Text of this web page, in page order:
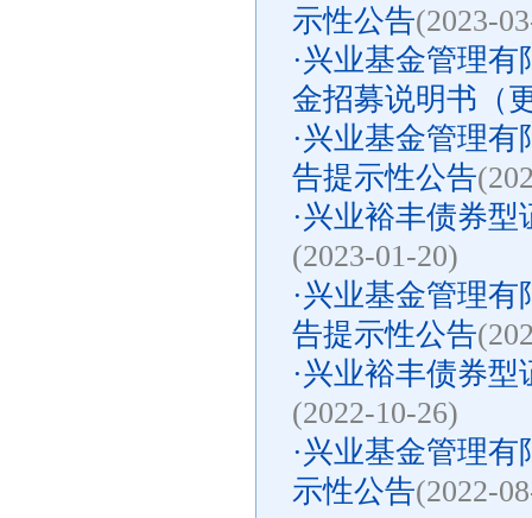
示性公告(2023-
·兴业基金管理有
金招募说明书（
·兴业基金管理有
告提示性公告
·兴业裕丰债券型
(2023-01-20)
·兴业基金管理有
告提示性公告
·兴业裕丰债券型
(2022-10-26)
·兴业基金管理有
示性公告(2022-